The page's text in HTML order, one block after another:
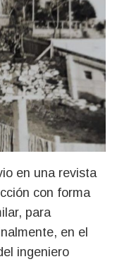
en una revista
con forma
para
en el
ingeniero